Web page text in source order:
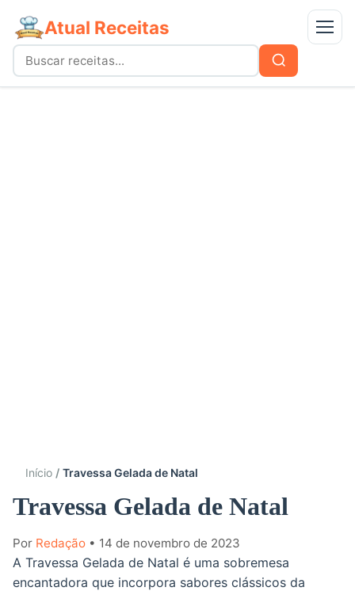
Atual Receitas Menu
Buscar
por:
Buscar
Início Travessa Gelada de Natal
Travessa Gelada de Natal
Por Redação • 14 de novembro de 2023
A Travessa Gelada de Natal é uma sobremesa
encantadora que incorpora sabores clássicos da